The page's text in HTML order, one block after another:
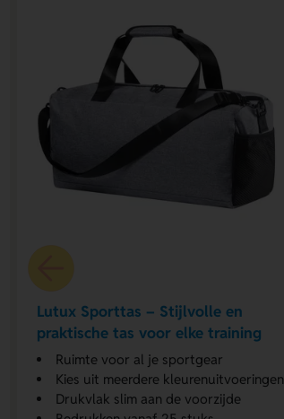
Lutux Sporttas – Stijlvolle en
praktische tas voor elke training
Ruimte voor al je sportgear
Kies uit meerdere kleurenuitvoeringen
Drukvlak slim aan de voorzijde